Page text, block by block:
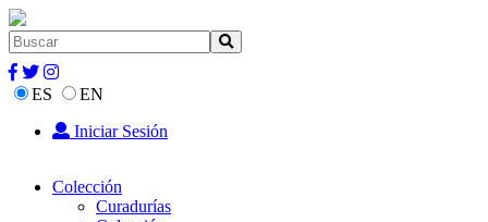
ES
EN
Iniciar Sesión
Colección
Curadurías